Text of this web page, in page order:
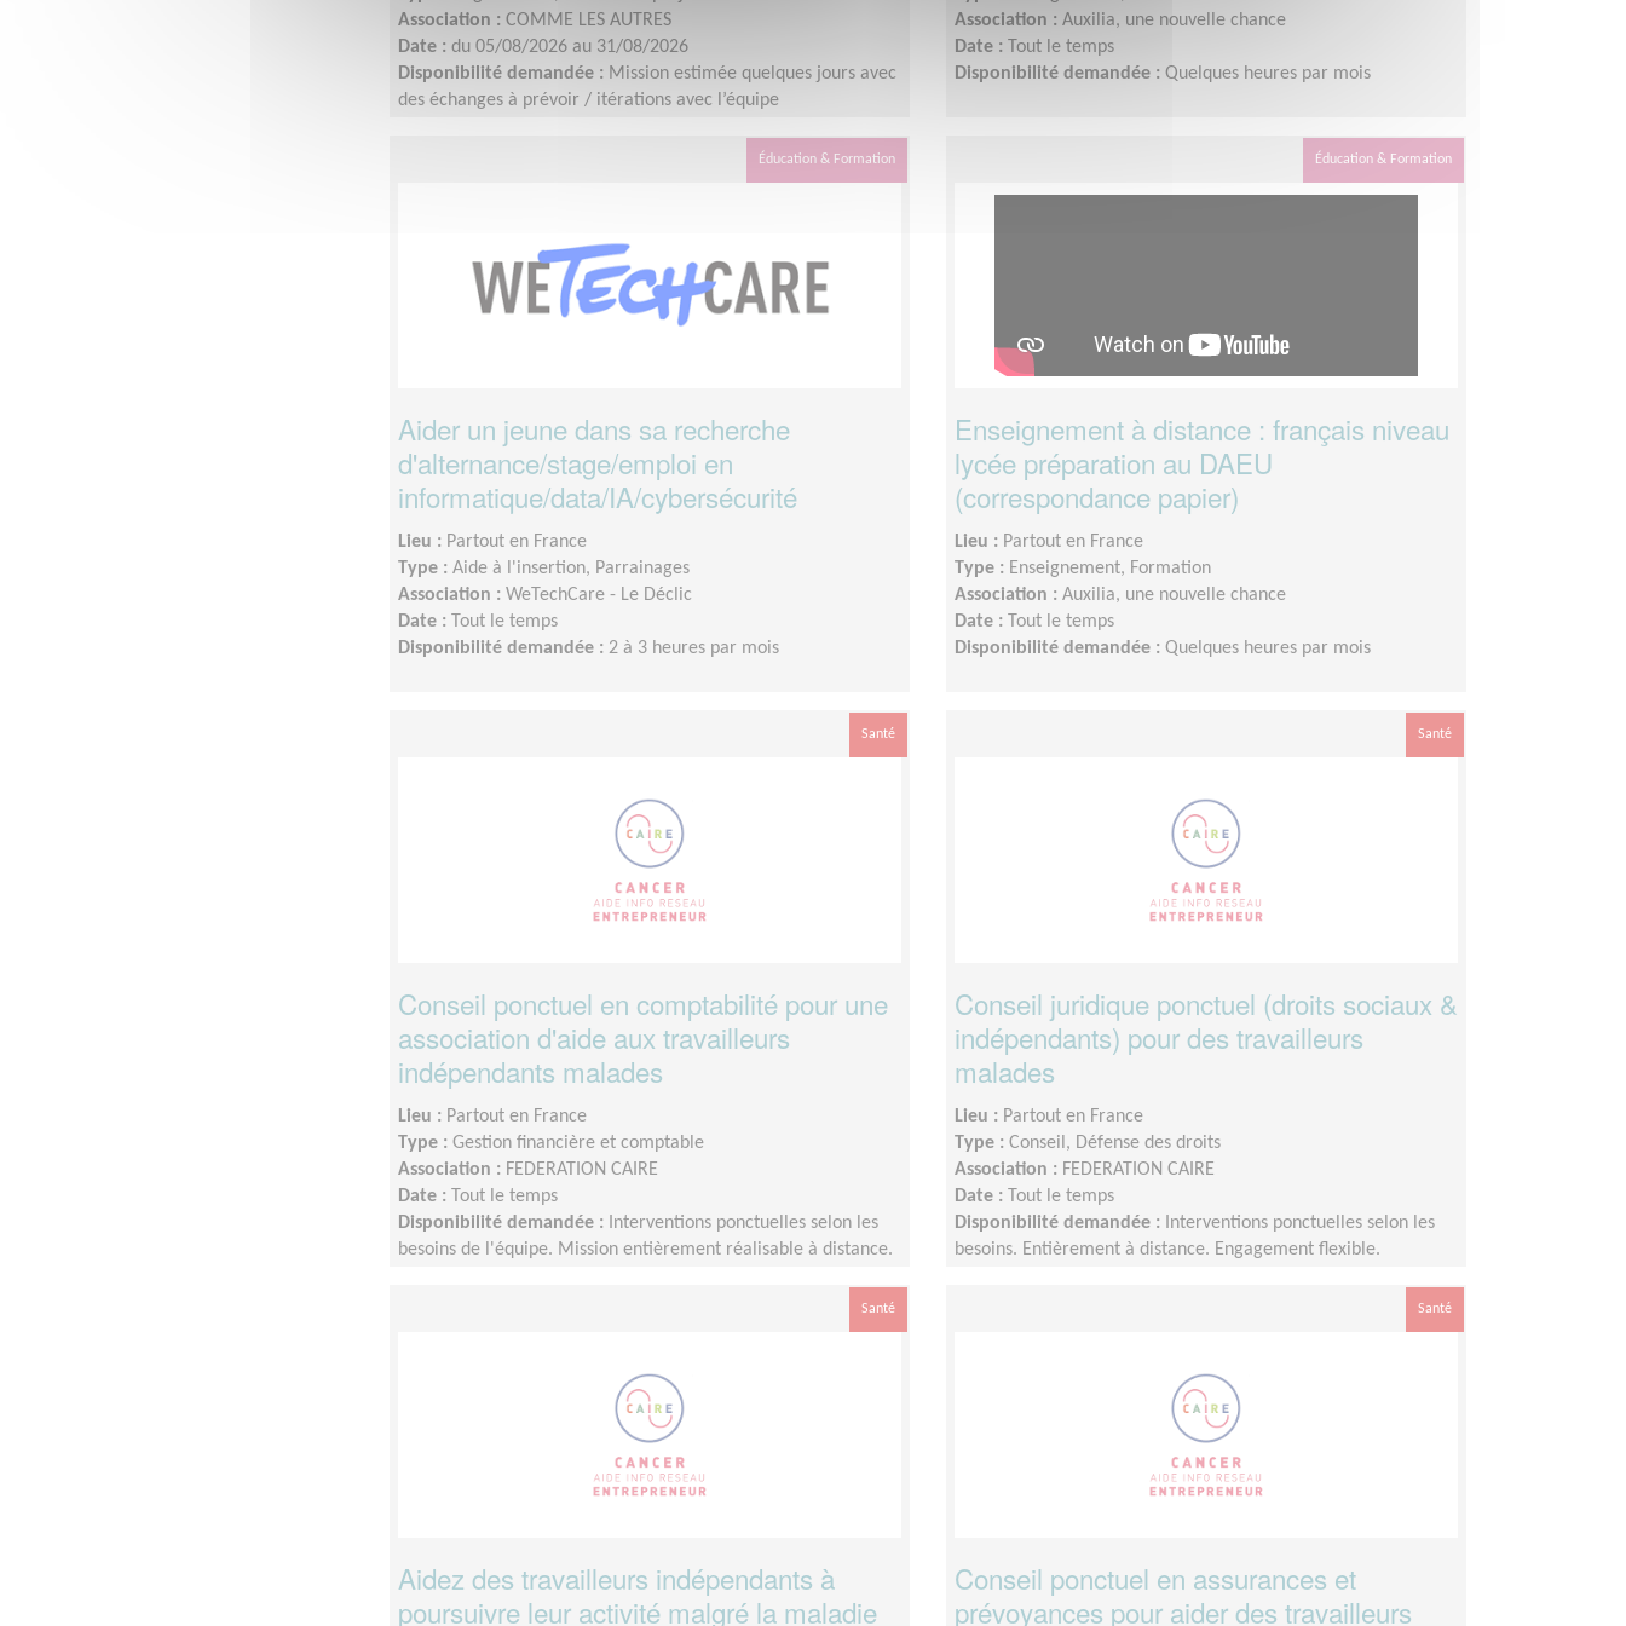
Association : COMME LES AUTRES
Date : du 05/08/2026 au 31/08/2026
Disponibilité demandée : Mission estimée quelques jours avec
des échanges à prévoir / itérations avec l’équipe
du profil : idéalement avant le 10 juillet 2026Montage : à
Association : Auxilia, une nouvelle chance
Date : Tout le temps
Disponibilité demandée : Quelques heures par mois
Éducation & Formation
Aider un jeune dans sa recherche
d'alternance/stage/emploi en
informatique/data/IA/cybersécurité
Lieu : Partout en France
Type : Aide à l'insertion, Parrainages
Association : WeTechCare - Le Déclic
Date : Tout le temps
Disponibilité demandée : 2 à 3 heures par mois
Éducation & Formation
Enseignement à distance : français niveau
lycée préparation au DAEU
(correspondance papier)
Lieu : Partout en France
Type : Enseignement, Formation
Association : Auxilia, une nouvelle chance
Date : Tout le temps
Disponibilité demandée : Quelques heures par mois
Santé
Conseil ponctuel en comptabilité pour une
association d'aide aux travailleurs
indépendants malades
Lieu : Partout en France
Type : Gestion financière et comptable
Association : FEDERATION CAIRE
Date : Tout le temps
Disponibilité demandée :
Interventions ponctuelles selon les
besoins de l'équipe. Mission entièrement réalisable à distance.
Santé
Conseil juridique ponctuel (droits sociaux &
indépendants) pour des travailleurs
malades
Lieu : Partout en France
Type : Conseil, Défense des droits
Association : FEDERATION CAIRE
Date : Tout le temps
Disponibilité demandée :
Interventions ponctuelles selon les
besoins. Entièrement à distance. Engagement flexible.
Santé
Aidez des travailleurs indépendants à
poursuivre leur activité malgré la maladie
Santé
Conseil ponctuel en assurances et
prévoyances pour aider des travailleurs